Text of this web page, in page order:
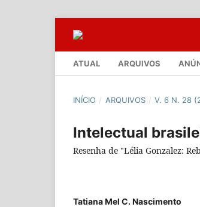
ATUAL ARQUIVOS
INÍCIO / ARQUIVOS / V. 6 N. 28
Intelectual
Resenha de "Lélia Gonzalez:
Tatiana Mel C. Nascimento